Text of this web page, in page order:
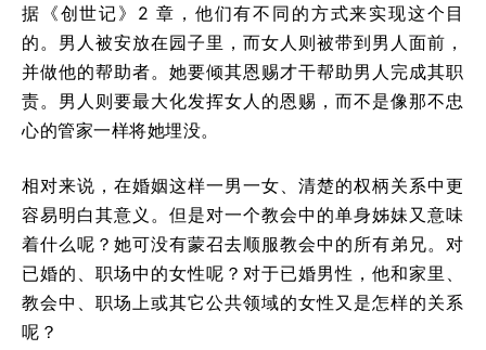
据《创世记》2 章，他们有不同的方式来实现这个目
的。男人被安放在园子里，而女人则被带到男人面前，
并做他的帮助者。她要倾其恩赐才干帮助男人完成其职
责。男人则要最大化发挥女人的恩赐，而不是像那不忠
心的管家一样将她埋没。
相对来说，在婚姻这样一男一女、清楚的权柄关系中更
容易明白其意义。但是对一个教会中的单身姊妹又意味
着什么呢？她可没有蒙召去顺服教会中的所有弟兄。对
已婚的、职场中的女性呢？对于已婚男性，他和家里、
教会中、职场上或其它公共领域的女性又是怎样的关系
呢？